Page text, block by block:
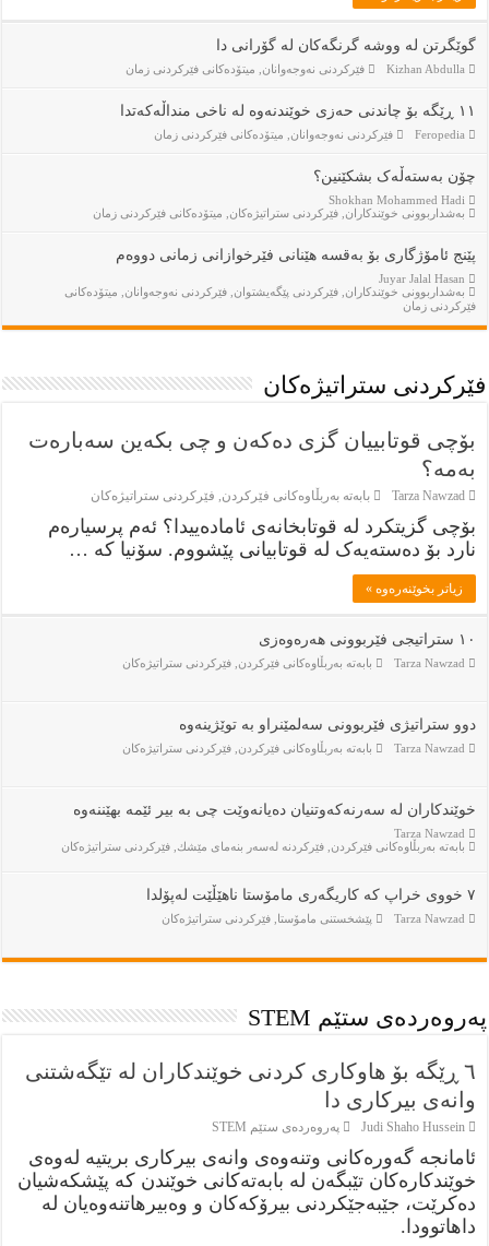
گوێگرتن لە ووشە گرنگەکان لە گۆرانی دا
Kizhan Abdulla فێركردنى نەوجەوانان ميتۆدەكانى فێركردنى زمان
١١ ڕێگە بۆ چاندنی حەزی خوێندنەوە لە ناخی منداڵەکەتدا
Feropedia فێركردنى نەوجەوانان ميتۆدەكانى فێركردنى زمان
چۆن بەستەڵەک بشکێنین؟
Shokhan Mohammed Hadi
بەشداربوونی خوێندكاران ,فێركردنى ستراتيژەكان ميتۆدەكانى فێركردنى زمان
پێنج ئامۆژگاری بۆ بەقسە هێنانی فێرخوازانی زمانی دووەم
Juyar Jalal Hasan
بەشداربوونی خوێندكاران ,فێركردنى پێگەيشتوان ,فێركردنى نەوجەوانان
ميتۆدەكانى
فێركردنى زمان
فێركردنى ستراتيژەكان
بۆچی قوتابییان گزی دەکەن و چی بکەین سەبارەت
بەمە؟
Tarza Nawzad بابەتە بەربڵاوەكانى فێركردن, فێركردنى ستراتيژەكان
بۆچی گزیتکرد لە قوتابخانەی ئامادەییدا؟ ئەم پرسیارەم
نارد بۆ دەستەیەک لە قوتابیانی پێشووم. سۆنیا کە …
زياتر بخوێنەرەوە »
١٠ ستراتیجی فێربوونی هەرەوەزی
Tarza Nawzad بابەتە بەربڵاوەكانى فێركردن ,فێركردنى ستراتيژەكان
دوو ستراتیژی فێربوونی سەلمێنراو بە توێژینەوە
Tarza Nawzad بابەتە بەربڵاوەكانى فێركردن ,فێركردنى ستراتيژەكان
خوێندکاران لە سەرنەکەوتنیان دەیانەوێت چی بە بیر ئێمە بهێننەوە
Tarza Nawzad
بابەتە بەربڵاوەكانى فێركردن ,فێركردنە لەسەر بنەماى مێشك ,فێركردنى ستراتيژەكان
٧ خووی خراپ کە کاریگەری مامۆستا ناهێڵێت لەپۆلدا
Tarza Nawzad پێشخستنى مامۆستا ,فێركردنى ستراتيژەكان
پەروەردەی ستێم STEM
٦ ڕێگە بۆ هاوکاری کردنی خوێندکاران لە تێگەشتنی
وانەی بیرکاری دا
Judi Shaho Hussein پەروەردەی ستێم STEM
ئامانجە گەورەکانی وتنەوەی وانەی بیرکاری بریتیە لەوەی
خوێندکارەکان تێبگەن لە بابەتەکانی خوێندن کە پێشکەشیان
دەکرێت، جێبەجێکردنی بیرۆکەکان و وەبیرهاتنەوەیان لە
داهاتوودا.